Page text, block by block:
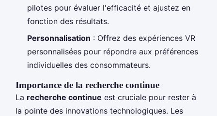
pilotes pour évaluer l'efficacité et ajustez en
fonction des résultats.
Personnalisation : Offrez des expériences VR
personnalisées pour répondre aux préférences
individuelles des consommateurs.
Importance de la recherche continue
La recherche continue est cruciale pour rester à
la pointe des innovations technologiques. Les